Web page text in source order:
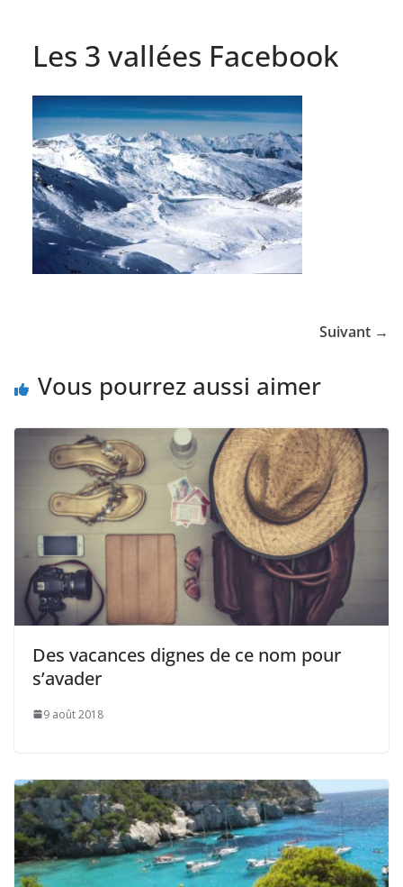
Les 3 vallées Facebook
Suivant →
Vous pourrez aussi aimer
Des vacances dignes de ce nom pour
s’avader
9 août 2018